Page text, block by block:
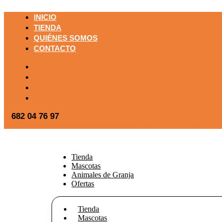
INICIO
TIENDA
QUIÉNES SOMOS
CONTACTO
682 04 76 97
Tienda
Mascotas
Animales de Granja
Ofertas
Tienda
Mascotas